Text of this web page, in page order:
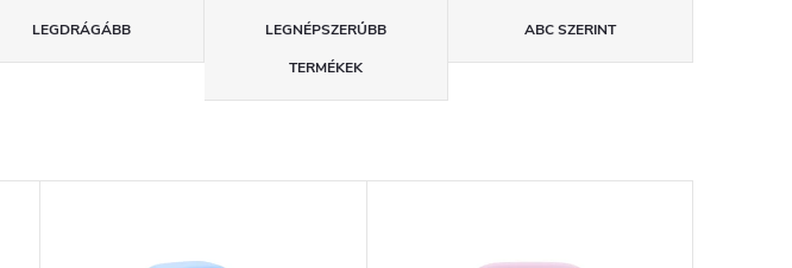
LEGDRÁGÁBB
LEGNÉPSZERŰBB
TERMÉKEK
ABC SZERINT